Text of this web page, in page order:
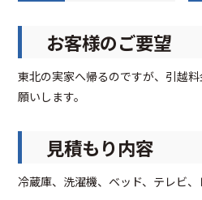
お客様のご要望
東北の実家へ帰るのですが、引越
願いします。
見積もり内容
冷蔵庫、洗濯機、ベッド、テレビ